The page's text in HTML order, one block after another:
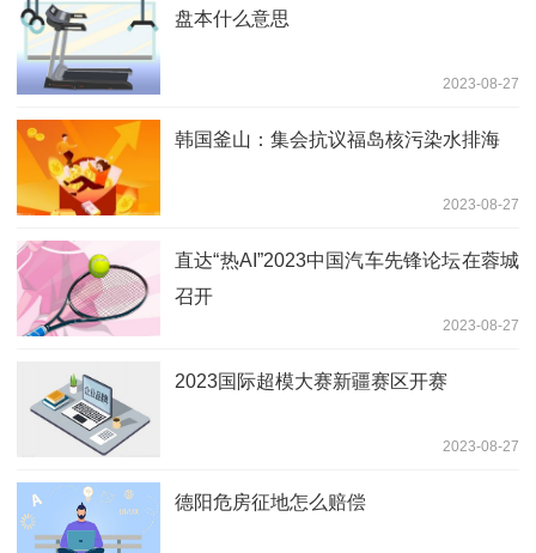
盘本什么意思
2023-08-27
韩国釜山：集会抗议福岛核污染水排海
2023-08-27
直达“热AI”2023中国汽车先锋论坛在蓉城
召开
2023-08-27
2023国际超模大赛新疆赛区开赛
2023-08-27
德阳危房征地怎么赔偿